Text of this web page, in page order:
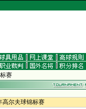
赛
高尔夫球锦标赛